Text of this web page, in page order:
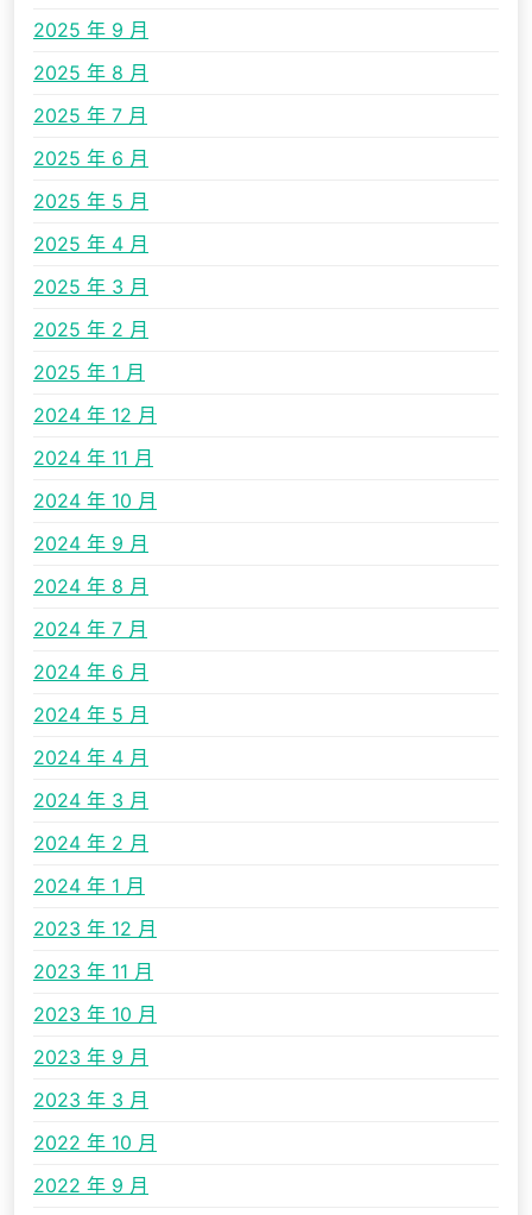
2025 年 9 月
2025 年 8 月
2025 年 7 月
2025 年 6 月
2025 年 5 月
2025 年 4 月
2025 年 3 月
2025 年 2 月
2025 年 1 月
2024 年 12 月
2024 年 11 月
2024 年 10 月
2024 年 9 月
2024 年 8 月
2024 年 7 月
2024 年 6 月
2024 年 5 月
2024 年 4 月
2024 年 3 月
2024 年 2 月
2024 年 1 月
2023 年 12 月
2023 年 11 月
2023 年 10 月
2023 年 9 月
2023 年 3 月
2022 年 10 月
2022 年 9 月